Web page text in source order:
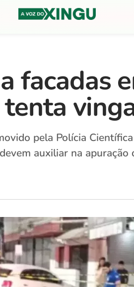
facadas
pela Polícia
auxiliar na apuração